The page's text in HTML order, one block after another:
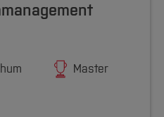
Master